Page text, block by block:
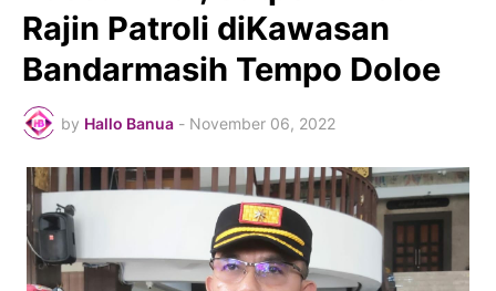
Rajin Patroli diKawasan
Bandarmasih Tempo Doloe
by Hallo Banua - November 06, 2022